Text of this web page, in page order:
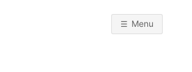
Menu